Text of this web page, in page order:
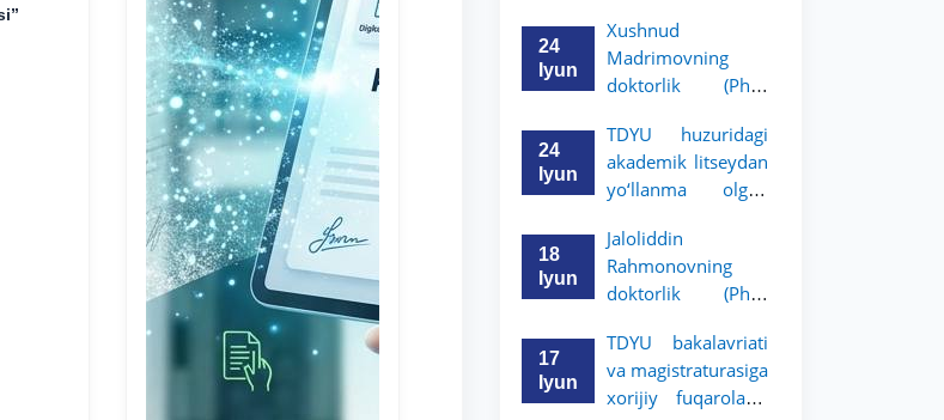
litsey
bitiruvchilarini
o‘qishga qabul
arizalar qabuli
boshlandi
24
Iyun
Xushnud
Madrimovning
doktorlik (PhD)
himoyasi bo‘lib
o‘tadi
24
Iyun
TDYU huzuridagi
akademik litseydan
yo‘llanma olgan
yakka tartibdagi
suhbat savollari
ro‘yxati tasdiqlandi.
18
Iyun
Jaloliddin
Rahmonovning
doktorlik (PhD)
himoyasi bo‘lib
o‘tadi
17
Iyun
TDYU bakalavriati
va magistraturasiga
xorijiy fuqarolarni